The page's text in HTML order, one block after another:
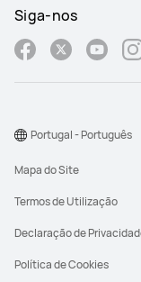
Siga-nos
Mapa do Site
Termos de Utilização
Declaração de
Política de Cookies
Portugal - Português